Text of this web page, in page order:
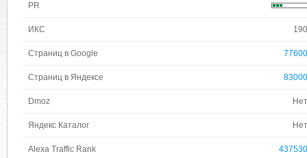
PR
ИКС 190
Страниц в Google 77600
Страниц в Яндексе 83000
Dmoz Нет
Яндекс Каталог Нет
Alexa Traffic Rank 437530